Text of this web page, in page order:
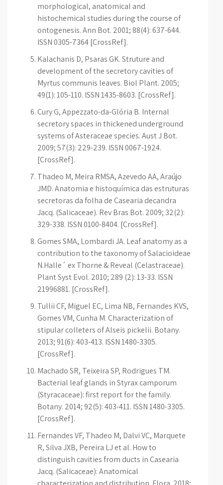
morphological, anatomical and
histochemical studies during the course of
ontogenesis. Ann Bot. 2001; 88(4): 637-644.
ISSN 0305-7364 [CrossRef].
Kalachanis D, Psaras GK. Struture and
development of the secretory cavities of
Myrtus communis leaves. Biol Plant. 2005;
49(1): 105-110. ISSN 1435-8603. [CrossRef].
Cury G, Appezzato-da-Glória B. Internal
secretory spaces in thickened underground
systems of Asteraceae species. Aust J Bot.
2009; 57(3): 229-239. ISSN 0067-1924.
[CrossRef].
Thadeo M, Meira RMSA, Azevedo AA, Araújo
JMD. Anatomia e histoquímica das estruturas
secretoras da folha de Casearia decandra
Jacq. (Salicaceae). Rev Bras Bot. 2009; 32(2):
329-338. ISSN 0100-8404. [CrossRef].
Gomes SMA, Lombardi JA. Leaf anatomy as a
contribution to the taxonomy of Salacioideae
N.Halle´ ex Thorne & Reveal (Celastraceae).
Plant Syst Evol. 2010; 289 (2): 13-33. ISSN
21996881. [CrossRef].
Tullii CF, Miguel EC, Lima NB, Fernandes KVS,
Gomes VM, Cunha M. Characterization of
stipular colleters of Alseis pickelii. Botany.
2013; 91(6): 403-413. ISSN 1480-3305.
[CrossRef].
Machado SR, Teixeira SP, Rodrigues TM.
Bacterial leaf glands in Styrax camporum
(Styracaceae): first report for the family.
Botany. 2014; 92(5): 403-411. ISSN 1480-3305.
[CrossRef].
Fernandes VF, Thadeo M, Dalvi VC, Marquete
R, Silva JXB, Pereira LJ et al. How to
distinguish cavities from ducts in Casearia
Jacq. (Salicaceae): Anatomical